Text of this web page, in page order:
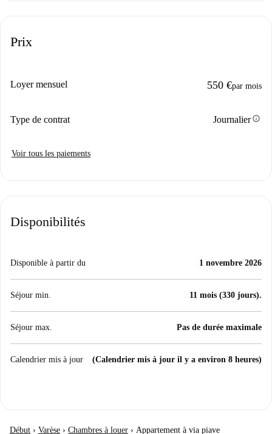
Prix
Loyer mensuel 550 €par mois
Type de contrat Journalierinfo
Voir tous les paiements
Disponibilités
Disponible à partir du 1 novembre 2026
Séjour min. 11 mois (330 jours).
Séjour max. Pas de durée maximale
Calendrier mis à jour (Calendrier mis à jour il y a environ 8 heures)
Début › Varèse › Chambres à louer › Appartement à via piave